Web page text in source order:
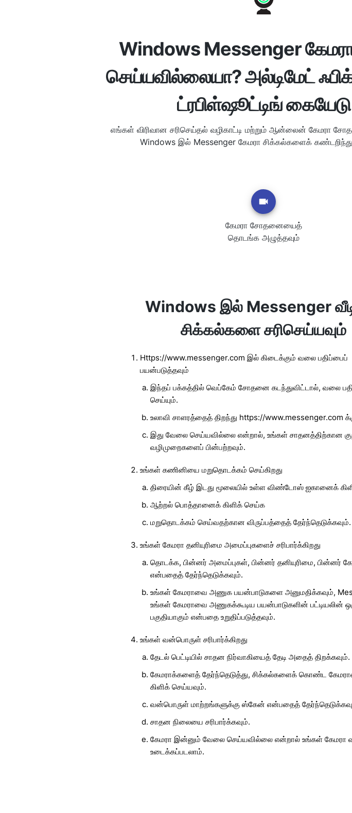
Windows Messenger
செய்யவில்லையா? அல்டிமேட்
ட்ரபிள்ஷூட்டிங் கையேடு
எங்கள் விரிவான சரிசெய்தல் வழிகாட்டி மற்றும் ஆன்லைன் கேமரா
Windows இல் Messenger கேமரா சிக்கல்களைக்
கேமரா சோதனையைத்
தொடங்க அழுத்தவும்
Windows இல் Messenger
சிக்கல்களை சரிசெய்யவும்
Https://www.messenger.com இல் கிடைக்கும் வலை பதிப்பைப்
பயன்படுத்தவும்
இந்தப் பக்கத்தில் வெப்கேம் சோதனை கடந்துவிட்டால், வலை
செய்யும்.
உலாவி சாளரத்தைத் திறந்து https://www.messenger.com
இது வேலை செய்யவில்லை என்றால், உங்கள் சாதனத்திற்கான
வழிமுறைகளைப் பின்பற்றவும்.
உங்கள் கணினியை மறுதொடக்கம் செய்கிறது
திரையின் கீழ் இடது மூலையில் உள்ள விண்டோஸ் ஐகானைக்
ஆற்றல் பொத்தானைக் கிளிக் செய்க
மறுதொடக்கம் செய்வதற்கான விருப்பத்தைத் தேர்ந்தெடுக்கவும்.
உங்கள் கேமரா தனியுரிமை அமைப்புகளைச் சரிபார்க்கிறது
தொடக்க, பின்னர் அமைப்புகள், பின்னர் தனியுரிமை, பின்னர்
என்பதைத் தேர்ந்தெடுக்கவும்.
உங்கள் கேமராவை அணுக பயன்பாடுகளை அனுமதிக்கவும்,
உங்கள் கேமராவை அணுகக்கூடிய பயன்பாடுகளின் பட்டியலின்
பகுதியாகும் என்பதை உறுதிப்படுத்தவும்.
உங்கள் வன்பொருள் சரிபார்க்கிறது
தேடல் பெட்டியில் சாதன நிர்வாகியைத் தேடி அதைத் திறக்கவும்.
கேமராக்களைத் தேர்ந்தெடுத்து, சிக்கல்களைக் கொண்ட
கிளிக் செய்யவும்.
வன்பொருள் மாற்றங்களுக்கு ஸ்கேன் என்பதைத்
சாதன நிலையை சரிபார்க்கவும்.
கேமரா இன்னும் வேலை செய்யவில்லை என்றால் உங்கள் கேமரா
உடைக்கப்படலாம்.